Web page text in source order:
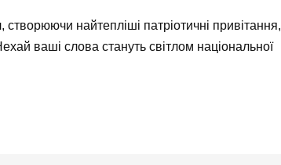
найтепліші патріотичні привітання,
ваші слова стануть світлом національної